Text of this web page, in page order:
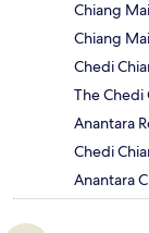
Chiang
Chiang
Chedi
The Chedi
Anantara
Chedi
Anantara